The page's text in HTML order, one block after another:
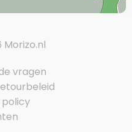
Morizo.nl
vragen